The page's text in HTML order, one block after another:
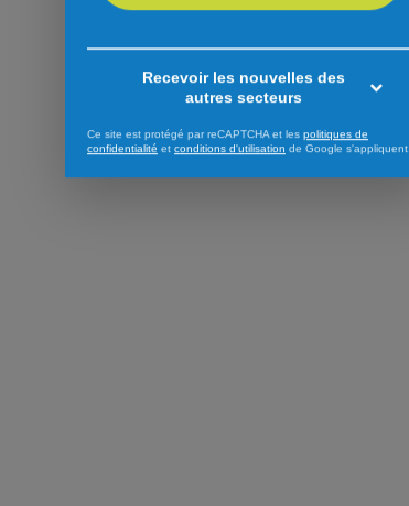
Recevoir les nouvelles des
autres secteurs
Ce site est protégé par reCAPTCHA et les politiques de
confidentialité et conditions d'utilisation de Google s'appliquent.